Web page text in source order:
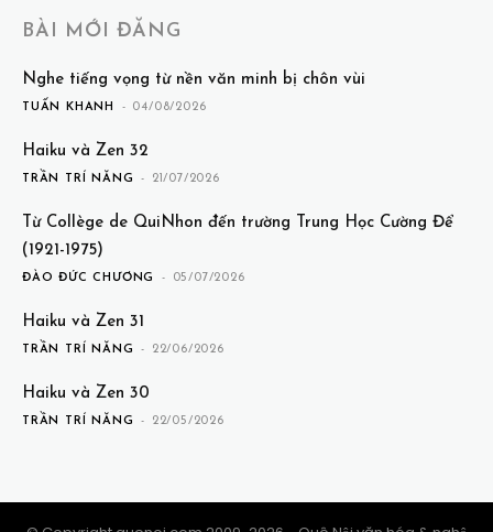
BÀI MỚI ĐĂNG
Nghe tiếng vọng từ nền văn minh bị chôn vùi
TUẤN KHANH - 04/08/2026
Haiku và Zen 32
TRẦN TRÍ NĂNG - 21/07/2026
Từ Collège de QuiNhon đến trường Trung Học Cường Để
(1921-1975)
ĐÀO ĐỨC CHƯƠNG - 05/07/2026
Haiku và Zen 31
TRẦN TRÍ NĂNG - 22/06/2026
Haiku và Zen 30
TRẦN TRÍ NĂNG - 22/05/2026